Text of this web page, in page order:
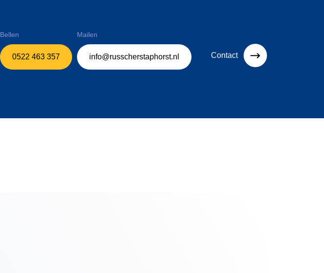
Bellen
0522 463 357
Mailen
info@russcherstaphorst.nl Contact